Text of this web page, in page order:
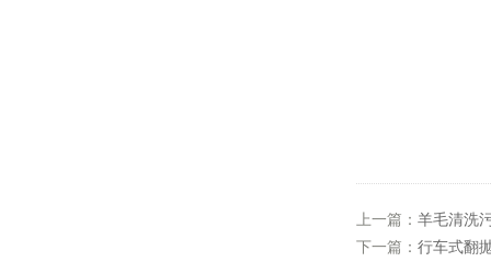
上一篇： 羊毛清洗
下一篇： 行车式翻